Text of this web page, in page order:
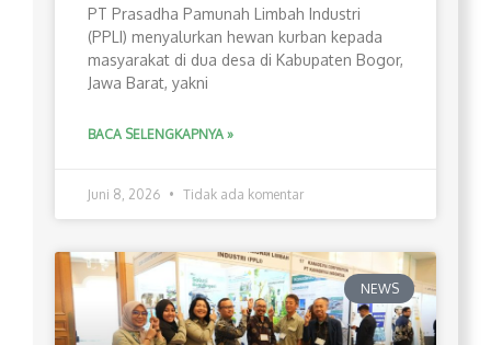
PT Prasadha Pamunah Limbah Industri
(PPLI) menyalurkan hewan kurban kepada
masyarakat di dua desa di Kabupaten Bogor,
Jawa Barat, yakni
BACA SELENGKAPNYA »
Juni 8, 2026 Tidak ada komentar
NEWS